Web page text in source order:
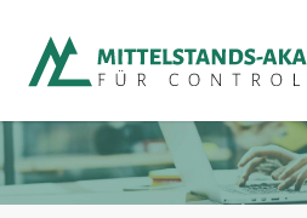
Inhalt
springen